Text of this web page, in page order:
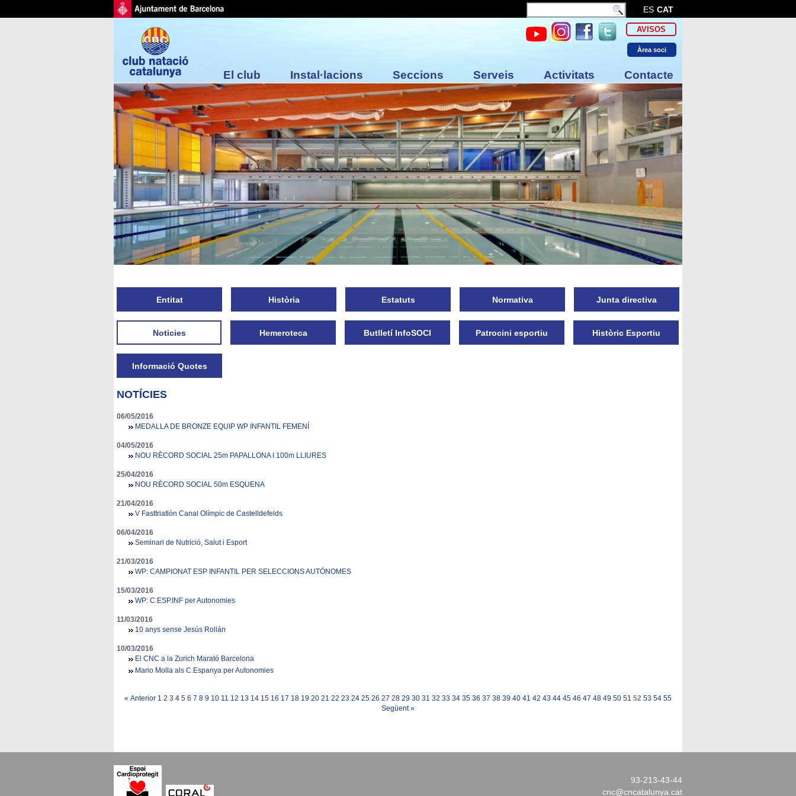
ES CAT
AVISOS
Àrea soci
El club Instal·lacions Seccions Serveis Activitats Contacte
Entitat Història Estatuts Normativa Junta directiva
Noticies Hemeroteca Butlletí InfoSOCI Patrocini esportiu Històric Esportiu
Informació Quotes
NOTÍCIES
06/05/2016
MEDALLA DE BRONZE EQUIP WP INFANTIL FEMENÍ
04/05/2016
NOU RÈCORD SOCIAL 25m PAPALLONA I 100m LLIURES
25/04/2016
NOU RÈCORD SOCIAL 50m ESQUENA
21/04/2016
V Fasttriatlón Canal Olímpic de Castelldefelds
06/04/2016
Seminari de Nutrició, Salut i Esport
21/03/2016
WP: CAMPIONAT ESP INFANTIL PER SELECCIONS AUTÓNOMES
15/03/2016
WP: C.ESP.INF per Autonomies
11/03/2016
10 anys sense Jesús Rollán
10/03/2016
El CNC a la Zurich Marató Barcelona
Mario Molla als C.Espanya per Autonomies
« Anterior 1 2 3 4 5 6 7 8 9 10 11 12 13 14 15 16 17 18 19 20 21 22 23 24 25 26 27 28 29 30 31 32 33 34 35 36 37 38 39 40 41 42 43 44 45 46 47 48 49 50 51 52 53 54 55
Següent »
93-213-43-44
cnc@cncatalunya.cat